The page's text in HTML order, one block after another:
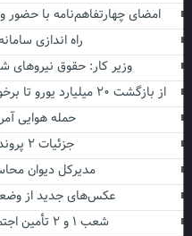
امضای چهارتفاهم‌نامه با حضور
راه اندازی
وزیر کار: حقوق نیروهای
از بازگشت ۲۰ میلیارد یورو تا برخورد با شبکه کارت‌های بازرگانی اجاره‌ای
حمله هوایی آمریکا به ۳
جزئیات ۲ پرونده قتل در دشتستان
مدیرکل دیوان
عکس‌های جدید از
شعب ۱ و ۲ تأمین اجتماعی بوشهر ادغام می شود